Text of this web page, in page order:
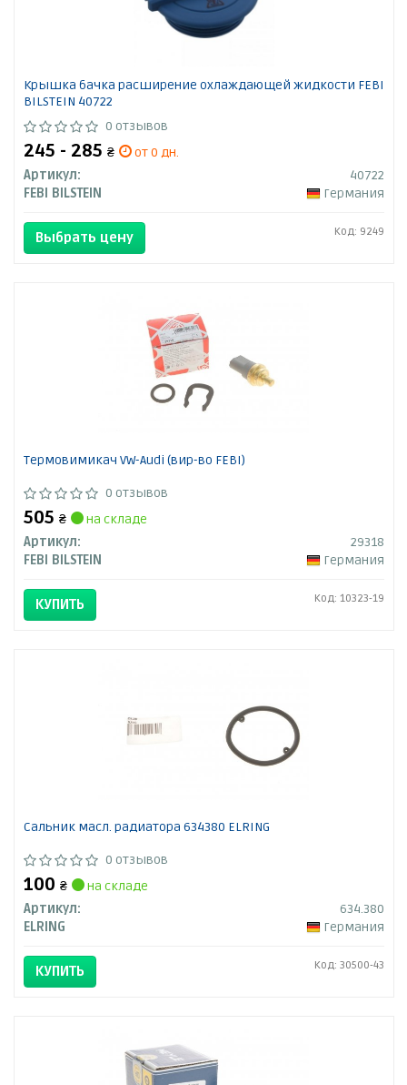
Крышка бачка расширение охлаждающей жидкости FEBI
BILSTEIN 40722
0 отзывов
245 - 285 ₴
от 0 дн.
Артикул:
40722
FEBI BILSTEIN
Германия
Выбрать цену Код: 9249
Термовимикач VW-Audi (вир-во FEBI)
0 отзывов
505 ₴
на складе
Артикул:
29318
FEBI BILSTEIN
Германия
КУПИТЬ Код: 10323-19
Сальник масл. радиатора 634380 ELRING
0 отзывов
100 ₴
на складе
Артикул:
634.380
ELRING
Германия
КУПИТЬ Код: 30500-43